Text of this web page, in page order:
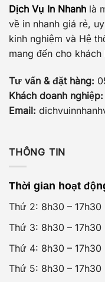
Dịch Vụ In Nhanh là
về in nhanh giá rẻ,
kinh nghiệm và Hệ
mang đến cho
Tư vấn & đặt hàng:
Khách doanh nghiệp:
Email:
THÔNG TIN
Thời gian hoạt
Thứ 2: 8h30 – 17h30
Thứ 3: 8h30 – 17h30
Thứ 4: 8h30 – 17h30
Thứ 5: 8h30 – 17h30